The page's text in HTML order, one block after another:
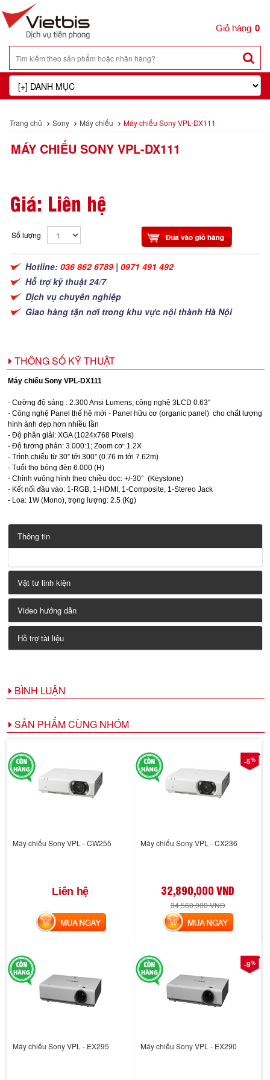
0
Trang chủ Sony Máy chiếu Máy chiếu Sony VPL-DX111
MÁY CHIẾU SONY VPL-DX111
Giá: Liên hệ
Số lượng
Hotline: 036 862 6789 | 0971 491 492
Hỗ trợ kỹ thuật 24/7
Dịch vụ chuyên nghiệp
Giao hàng tận nơi trong khu vực nội thành Hà Nội
THÔNG SỐ KỸ THUẬT
Máy chiếu Sony VPL-DX111
- Cường độ sáng : 2.300 Ansi Lumens, công nghệ 3LCD 0.63"
- Công nghệ Panel thế hệ mới - Panel hữu cơ (organic panel) cho chất lượng
hình ảnh đẹp hơn nhiều lần
- Độ phân giải: XGA (1024x768 Pixels)
- Độ tương phản: 3.000:1; Zoom cơ: 1.2X
- Trình chiếu từ 30” tới 300” (0.76 m tới 7.62m)
- Tuổi thọ bóng đèn 6.000 (H)
- Chỉnh vuông hình theo chiều dọc: +/-30° (Keystone)
- Kết nối đầu vào: 1-RGB, 1-HDMI, 1-Composite, 1-Stereo Jack
- Loa: 1W (Mono), trọng lượng: 2.5 (Kg)
Thông tin
Vật tư linh kiện
Video hướng dẫn
Hỗ trợ tài liệu
BÌNH LUẬN
SẢN PHẨM CÙNG NHÓM
Máy chiếu Sony VPL - CW255
Liên hệ
MUA NGAY
-5%
Máy chiếu Sony VPL - CX236
32,890,000 VND
34,560,000 VND
MUA NGAY
Máy chiếu Sony VPL - EX295
-9%
Máy chiếu Sony VPL - EX290